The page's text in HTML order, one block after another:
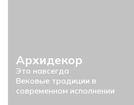
Архидекор
Это навсегда
Вековые традиции в
современном исполнении